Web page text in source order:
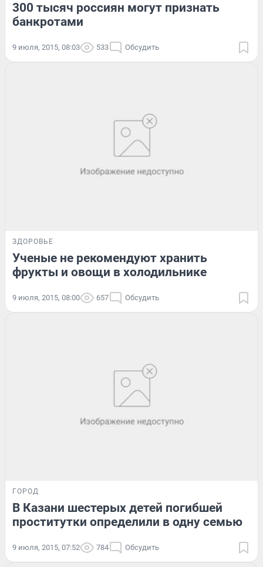
300 тысяч россиян могут признать
банкротами
9 июля, 2015, 08:03 533 Обсудить
ЗДОРОВЬЕ
Ученые не рекомендуют хранить
фрукты и овощи в холодильнике
9 июля, 2015, 08:00 657 Обсудить
ГОРОД
В Казани шестерых детей погибшей
проститутки определили в одну семью
9 июля, 2015, 07:52 784 Обсудить